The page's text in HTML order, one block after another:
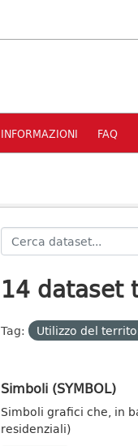
INFORMAZIONI FAQ
14 dataset
Tag: Utilizzo del
Simboli (SYMBOL)
Simboli grafici che, in
residenziali)